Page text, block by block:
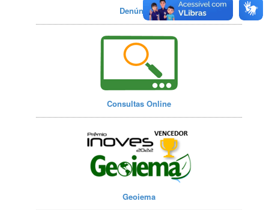
Denúncias
Consultas Online
Geoiema